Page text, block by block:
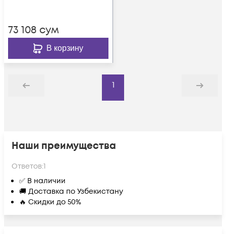
73 108 сум
В корзину
Назад
1
Дальше
Наши преимущества
Ответов:1
✅ В наличии
🚚 Доставка по Узбекистану
🔥 Скидки до 50%